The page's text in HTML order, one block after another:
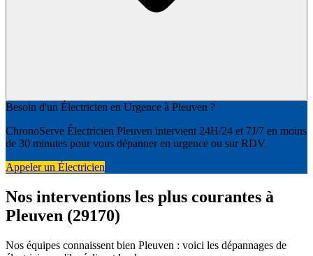
Besoin d'un Électricien en Urgence à Pleuven ?
ChronoServe Électricien Pleuven intervient 24H/24 et 7J/7 en moins
de 30 minutes pour vous dépanner en urgence ou sur RDV.
Appeler un Électricien
Nos interventions les plus courantes à
Pleuven (29170)
Nos équipes connaissent bien Pleuven : voici les dépannages de